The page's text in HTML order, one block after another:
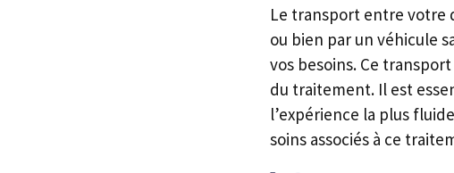
Le transport entre votre
ou bien par un véhicule
vos besoins. Ce
du traitement. Il est
l’expérience la plus
soins associés à ce